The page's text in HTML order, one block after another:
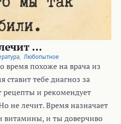
…
, Любопытное
время похоже на врача из
тебе диагноз за
и рекомендует
не лечит. Время назначает
витамины, и ты доверчиво